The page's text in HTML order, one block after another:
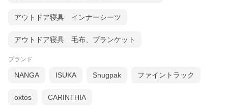
アウトドア寝具 インナーシーツ
アウトドア寝具 毛布、ブランケット
ブランド
NANGA ISUKA Snugpak ファイントラック
oxtos CARINTHIA